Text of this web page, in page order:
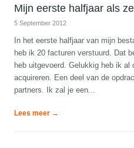
Mijn eerste halfjaar als
5 September 2012
In het eerste halfjaar van mijn
heb ik 20 facturen verstuurd. Dat
heb uitgevoerd. Gelukkig heb ik
acquireren. Een deel van de
partners. Ik zal je een...
Lees meer →